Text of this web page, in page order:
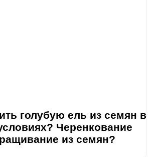
голубую ель из семян в
Черенкование
из семян?